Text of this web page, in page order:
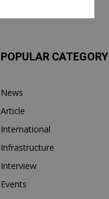
POPULAR CATEGORY
News
Article
International
Infrastructure
Interview
Events